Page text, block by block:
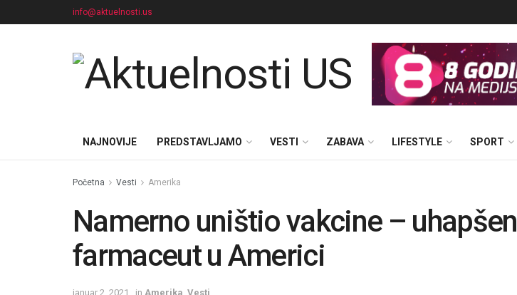
info@aktuelnosti.us
NAJNOVIJE PREDSTAVLJAMO VESTI ZABAVA LIFESTYLE SPORT
Početna Vesti Amerika
Namerno uništio vakcine – uhapšen
farmaceut u Americi
januar 2, 2021 in Amerika Vesti